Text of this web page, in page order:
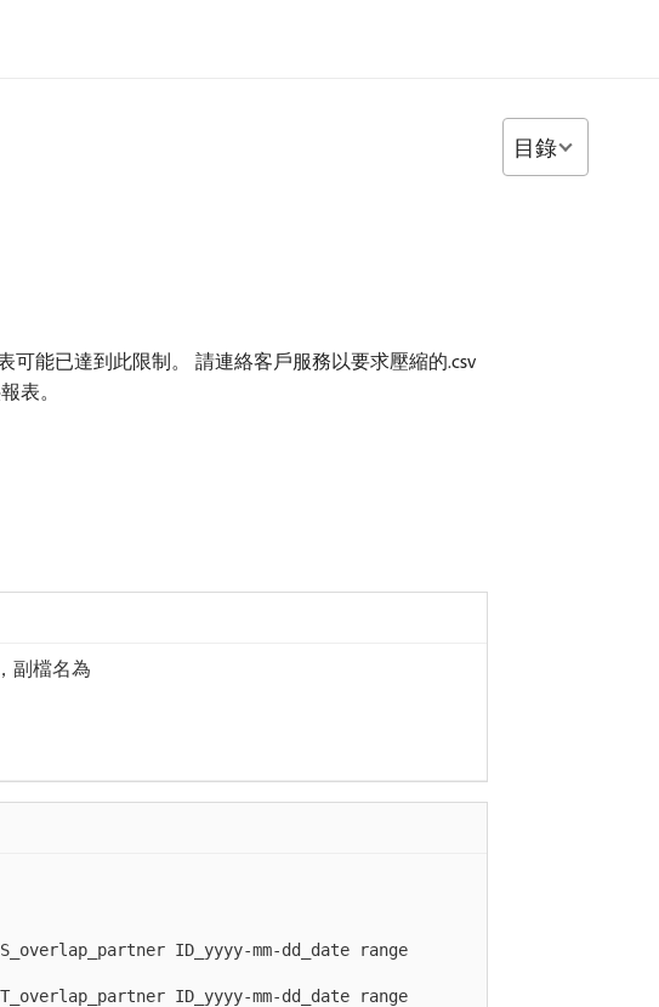
可能已達到此限制。 請連絡客戶服務以要求壓縮的.csv
表。
副檔名為
ID_yyyy-mm-dd_date range
ID_yyyy-mm-dd_date range
目錄